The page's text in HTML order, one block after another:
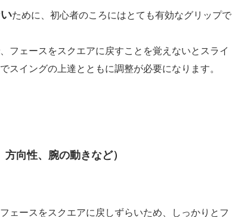
ために、初心者のころにはとても有効なグリップで
フェースをスクエアに戻すことを覚えないとスライ
イングの上達とともに調整が必要になります。
向性、腕の動きなど）
ェースをスクエアに戻しずらいため、しっかりとフ